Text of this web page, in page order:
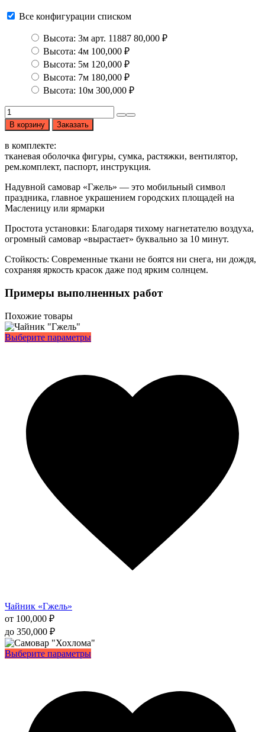
Все конфигурации списком
Высота: 3м арт. 11887 80,000 ₽
Высота: 4м 100,000 ₽
Высота: 5м 120,000 ₽
Высота: 7м 180,000 ₽
Высота: 10м 300,000 ₽
Количество
товара
Самовар
«Гжель»
В корзину Заказать
в комплекте:
тканевая оболочка фигуры, сумка, растяжки, вентилятор,
рем.комплект, паспорт, инструкция.
Надувной самовар «Гжель» — это мобильный символ
праздника, главное украшением городских площадей на
Масленицу или ярмарки
Простота установки: Благодаря тихому нагнетателю воздуха,
огромный самовар «вырастает» буквально за 10 минут.
Стойкость: Современные ткани не боятся ни снега, ни дождя,
сохраняя яркость красок даже под ярким солнцем.
Примеры выполненных работ
Похожие товары
Выберите параметрыЭтот
вариаций.
Чайник «Гжель»
от 100,000 ₽
до 350,000 ₽
Выберите параметрыЭтот
вариаций.